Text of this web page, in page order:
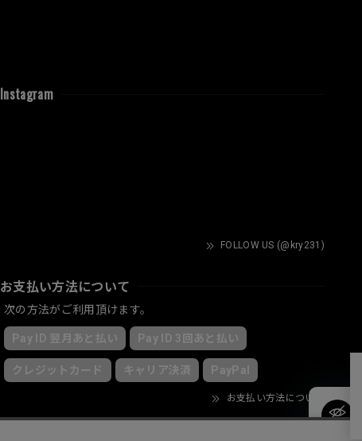
Instagram
FOLLOW US (@kry231)
お支払い方法について
次の方法がご利用頂けます。
Pay ID 翌月あと払い Pay ID 3回あと払い
クレジットカード キャリア決済 PayPal
お支払い方法について